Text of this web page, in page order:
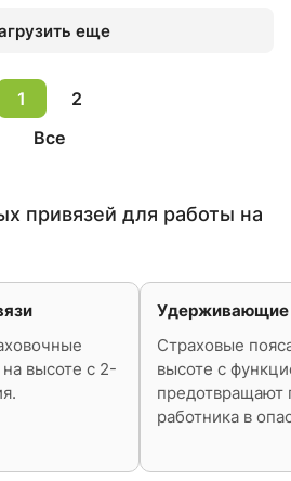
еще
1
2
Все
привязей для работы на
высоте с 2-
Удерживающие
Страховые
высоте с
предотвращают
работника в